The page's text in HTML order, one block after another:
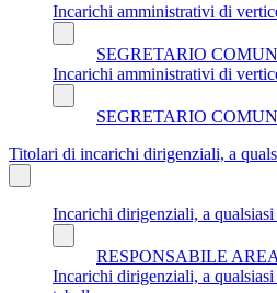
Incarichi amministrativi di
SEGRETARIO
Incarichi amministrativi di
SEGRETARIO
Titolari di incarichi dirigenziali, a
Incarichi dirigenziali, a
RESPONSABILE
Incarichi dirigenziali, a